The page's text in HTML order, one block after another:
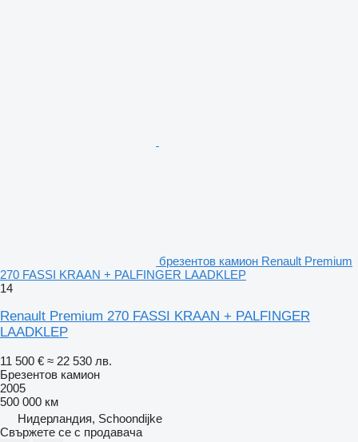
брезентов камион Renault Premium
270 FASSI KRAAN + PALFINGER LAADKLEP
14
Renault Premium 270 FASSI KRAAN + PALFINGER
LAADKLEP
11 500 € ≈ 22 530 лв.
Брезентов камион
2005
500 000 км
Нидерландия, Schoondijke
Свържете се с продавача